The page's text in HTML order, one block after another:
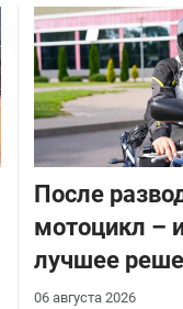
После
мотоцикл –
лучшее
06 августа 2026